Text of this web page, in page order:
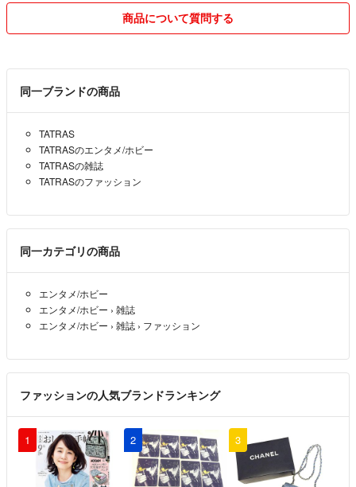
価でお返しし領収書もお入れしましたが、自分なりに努めた結果が悲し
い結末になったので領収書はお断りさせて下さい。
◆購入手続きは、最後まで責任をもってお取引が出来る方でお願い致し
ます。
当方が発送通知に変更するタイミングは、追跡が可能となった段階です
既に発送済みの事が有り、そうなると回収の対応が出来ません。
発送後の物に対しては、(他の方から重複購入になり)不要になったから
と返品を言われても受け付けられませんので、受け取って頂きご自身で
転売等を行って下さい。
★お値下げについて・・・商品説明にも記載させて頂いてますが、単品
でのお値下げは考えてない事と、他の方にも同じ様にお断りしてきてる
ので（特にまだ取引中の場合は）了承してはダメだと思っています。
また、提示額で購入して下さった方が居られる場合は、自分が購入者だ
った場合、値上げは許されても値下げは嬉しくないと感じるのでゴメン
なさい。
返答が遅くなることもございますが、メッセージは確認次第、必ずお返
返信が遅くなってしまってることにお詫び申し上げます。
商品について質問する
同一ブランドの商品
TATRAS
TATRASのエンタメ/ホビー
TATRASの雑誌
TATRASのファッション
同一カテゴリの商品
エンタメ/ホビー
エンタメ/ホビー › 雑誌
エンタメ/ホビー › 雑誌 › ファッション
ファッションの人気ブランドランキング
1 2 3